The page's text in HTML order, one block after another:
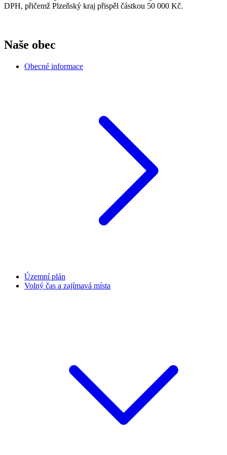
DPH, přičemž Plzeňský kraj přispěl částkou 50 000 Kč.
Naše obec
Obecné informace
Územní plán
Volný čas a zajímavá místa